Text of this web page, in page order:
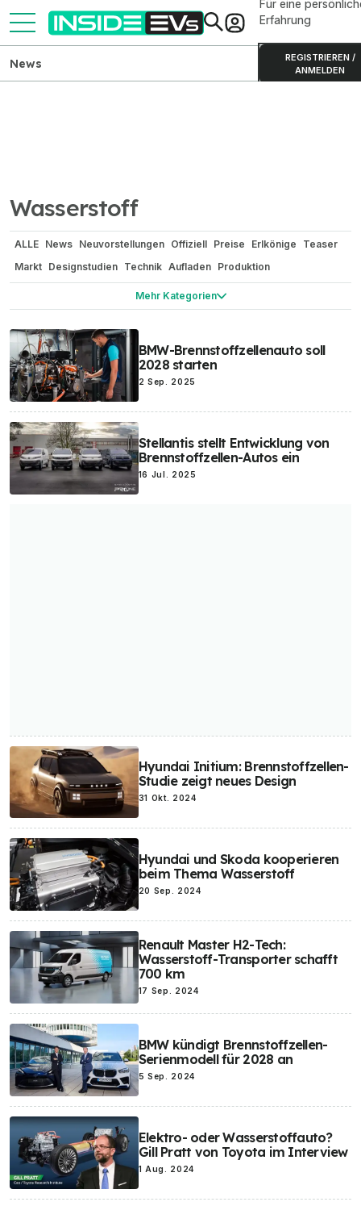
Für eine
Erfahrung
REGISTRIEREN /
ANMELDEN
News
Wasserstoff
Mehr Kategorien
ALLE News Neuvorstellungen Offiziell Preise Erlkönige
Teaser
Markt Designstudien Technik Aufladen Produktion
Reichweite / Stromverbrauch
Elektroauto-Vergleiche Elektro-Zweiräder Batterien Camping
China In eigener Sache Gerüchte
Bizarr Wasserstoff Historie und Oldtimer Motorsport Network
Elon Musk Elektro-Luftfahrzeuge Elektro-Roller
Elektro-Busse
BMW-Brennstoffzellenauto soll
2028 starten
2 Sep. 2025
Stellantis stellt Entwicklung von
Brennstoffzellen-Autos ein
16 Jul. 2025
Hyundai Initium: Brennstoffzellen-
Studie zeigt neues Design
31 Okt. 2024
Hyundai und Skoda kooperieren
beim Thema Wasserstoff
20 Sep. 2024
Renault Master H2-Tech:
Wasserstoff-Transporter schafft
700 km
17 Sep. 2024
BMW kündigt Brennstoffzellen-
Serienmodell für 2028 an
5 Sep. 2024
Elektro- oder Wasserstoffauto?
Gill Pratt von Toyota im Interview
1 Aug. 2024